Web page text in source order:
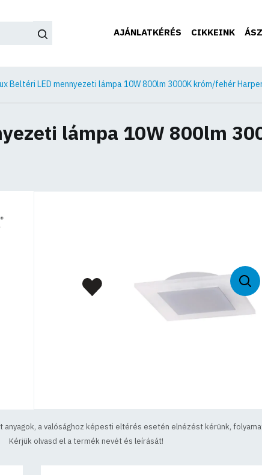
AJÁNLATKÉRÉS CIKKEINK
Beltéri LED mennyezeti lámpa 10W 800lm 3000K króm/fehér
lámpa 10W 800lm
a valósághoz képesti eltérés esetén elnézést kérünk,
Kérjük olvasd el a termék nevét és leírását!